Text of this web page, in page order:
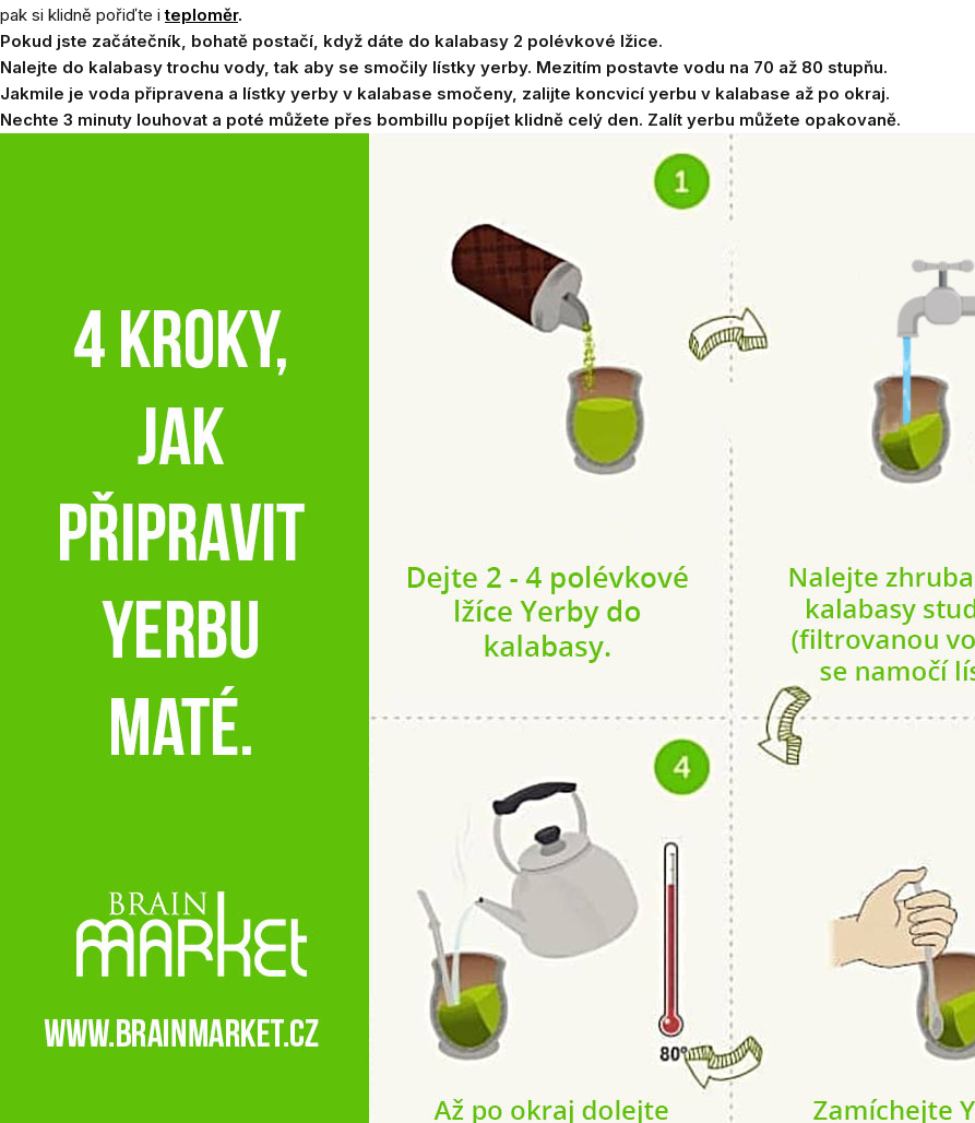
pak si klidně pořiďte i teploměr.
Pokud jste začátečník, bohatě postačí, když dáte do kalabasy 2 polévkové lžice.
Nalejte do kalabasy trochu vody, tak aby se smočily lístky yerby. Mezitím postavte vodu na 70 až 80 stupňu.
Jakmile je voda připravena a lístky yerby v kalabase smočeny, zalijte koncvicí yerbu v kalabase až po okraj.
Nechte 3 minuty louhovat a poté můžete přes bombillu popíjet klidně celý den. Zalít yerbu můžete opakovaně.